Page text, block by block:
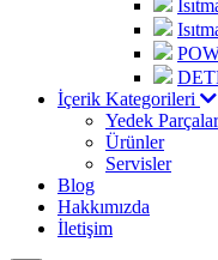
İçerik Kategorileri
Yedek Parçalar
Ürünler
Servisler
Blog
Hakkımızda
İletişim